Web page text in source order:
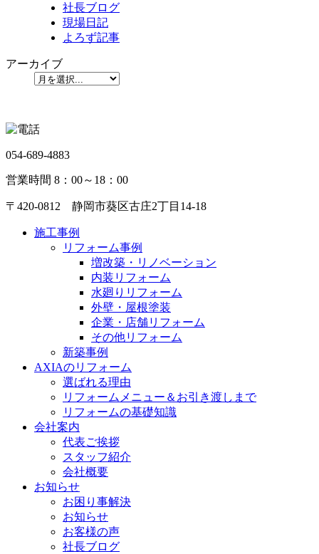
社長ブログ
現場日記
よろず記事
アーカイブ
054-689-4883
営業時間 8：00～18：00
〒420-0812 静岡市葵区古庄2丁目14-18
施工事例
リフォーム事例
増改築・リノベーション
内装リフォーム
水廻りリフォーム
外壁・屋根塗装
企業・店舗リフォーム
その他リフォーム
新築事例
AXIAのリフォーム
選ばれる理由
リフォームメニュー＆お引き渡しまで
リフォームの基礎知識
会社案内
代表ご挨拶
スタッフ紹介
会社概要
お知らせ
お困り事解決
お知らせ
お客様の声
社長ブログ